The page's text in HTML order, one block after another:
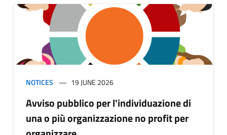
NOTICES 19 JUNE 2026
Avviso pubblico per l'individuazione di
una o più organizzazione no profit per